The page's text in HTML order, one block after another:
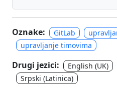
Oznake: GitLab
upravljanje timovima
Drugi jezici: English (UK)
Srpski (Latinica)